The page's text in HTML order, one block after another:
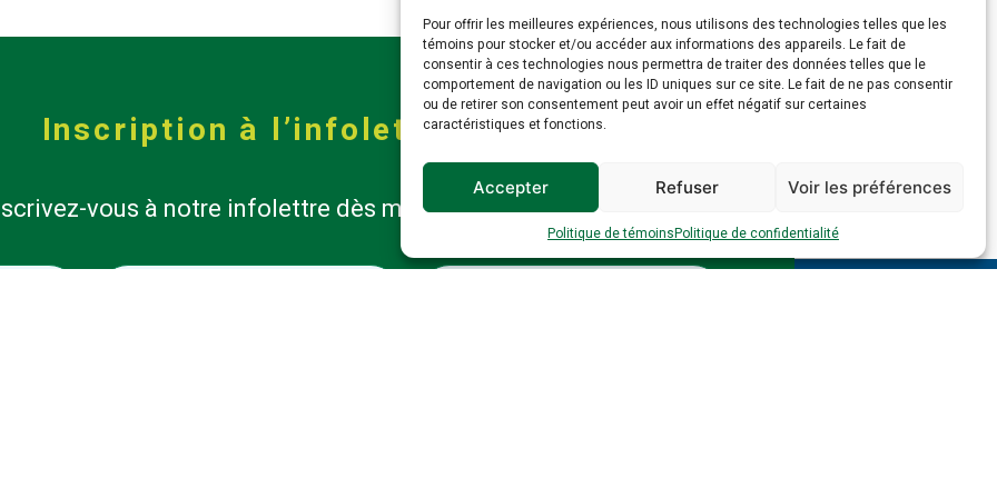
Pour offrir les meilleures expériences, nous utilisons des technologies telles que les
témoins pour stocker et/ou accéder aux informations des appareils. Le fait de
consentir à ces technologies nous permettra de traiter des données telles que le
comportement de navigation ou les ID uniques sur ce site. Le fait de ne pas consentir
ou de retirer son consentement peut avoir un effet négatif sur certaines
caractéristiques et fonctions.
Accepter Refuser Voir les préférences
Politique de témoinsPolitique de confidentialité
Inscription à l’infolettre
vous à notre infolettre dès maintenant :
Nom Entreprise